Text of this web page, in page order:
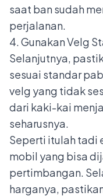
saat ban sudah
perjalanan.
4. Gunakan Velg
Selanjutnya,
sesuai standar
velg yang tidak
dari kaki-kai
seharusnya.
Seperti itulah tadi
mobil yang bisa
pertimbangan.
harganya,